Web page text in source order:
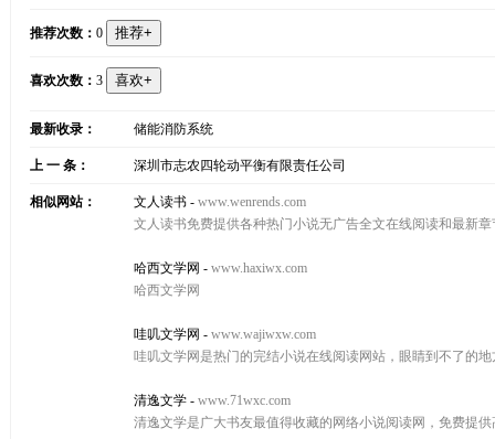
推荐次数： 0
喜欢次数： 3
最新收录： 储能消防系统
上 一 条： 深圳市志农四轮动平衡有限责任公司
相似网站： 文人读书 - www.wenrends.com
文人读书免费提供各种热门小说无广告全文在线阅读和最新
哈西文学网 - www.haxiwx.com
哈西文学网
哇叽文学网 - www.wajiwxw.com
哇叽文学网是热门的完结小说在线阅读网站，眼睛到不了的
清逸文学 - www.71wxc.com
清逸文学是广大书友最值得收藏的网络小说阅读网，免费提